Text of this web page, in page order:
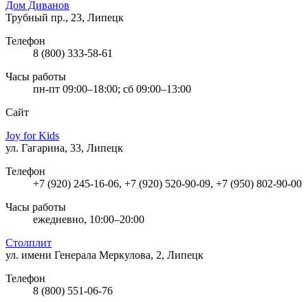
Дом Диванов
Трубный пр., 23, Липецк
Телефон
8 (800) 333-58-61
Часы работы
пн-пт 09:00–18:00; сб 09:00–13:00
Сайт
Joy for Kids
ул. Гагарина, 33, Липецк
Телефон
+7 (920) 245-16-06, +7 (920) 520-90-09, +7 (950) 802-90-00
Часы работы
ежедневно, 10:00–20:00
Столплит
ул. имени Генерала Меркулова, 2, Липецк
Телефон
8 (800) 551-06-76